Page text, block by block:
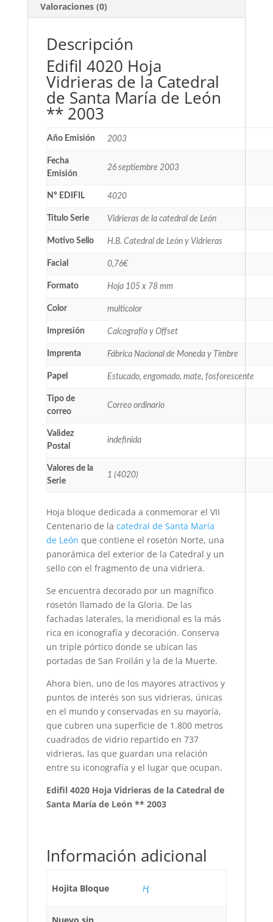
Valoraciones (0)
Descripción
Edifil 4020 Hoja
Vidrieras de la Catedral
de Santa María de León
** 2003
Año Emisión 2003
Fecha
Emisión
26 septiembre 2003
Nº EDIFIL 4020
Título Serie Vidrieras de la catedral de León
Motivo Sello H.B. Catedral de León y Vidrieras
Facial 0,76€
Formato Hoja 105 x 78 mm
Color multicolor
Impresión Calcografía y Offset
Imprenta Fábrica Nacional de Moneda y Timbre
Papel Estucado, engomado, mate, fosforescente
Tipo de
correo
Correo ordinario
Validez
Postal
indefinida
Valores de la
Serie
1 (4020)
Hoja bloque dedicada a conmemorar el VII
Centenario de la catedral de Santa María
de León que contiene el rosetón Norte, una
panorámica del exterior de la Catedral y un
sello con el fragmento de una vidriera.
Se encuentra decorado por un magnífico
rosetón llamado de la Gloria. De las
fachadas laterales, la meridional es la más
rica en iconografía y decoración. Conserva
un triple pórtico donde se ubican las
portadas de San Froilán y la de la Muerte.
Ahora bien, uno de los mayores atractivos y
puntos de interés son sus vidrieras, únicas
en el mundo y conservadas en su mayoría,
que cubren una superficie de 1.800 metros
cuadrados de vidrio repartido en 737
vidrieras, las que guardan una relación
entre su iconografía y el lugar que ocupan.
Edifil 4020 Hoja Vidrieras de la Catedral de
Santa María de León ** 2003
Información adicional
Hojita Bloque Ң